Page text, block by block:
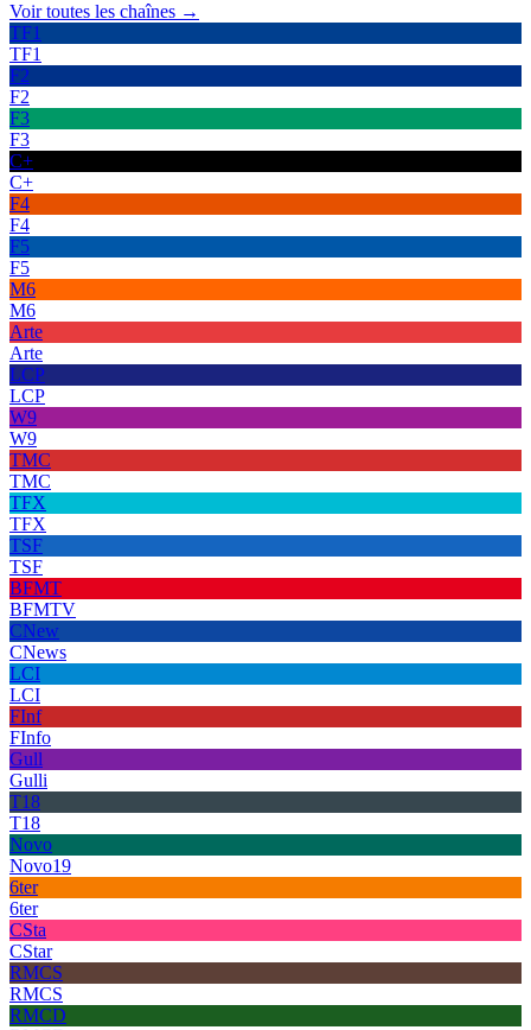
Voir toutes les chaînes →
TF1
TF1
F2
F2
F3
F3
C+
C+
F4
F4
F5
F5
M6
M6
Arte
Arte
LCP
LCP
W9
W9
TMC
TMC
TFX
TFX
TSF
TSF
BFMT
BFMTV
CNew
CNews
LCI
LCI
FInf
FInfo
Gull
Gulli
T18
T18
Novo
Novo19
6ter
6ter
CSta
CStar
RMCS
RMCS
RMCD